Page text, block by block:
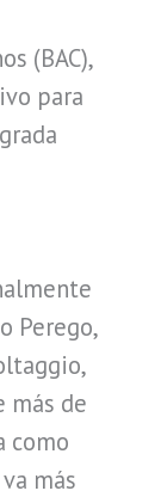
(BAC),
para
Perego,
más de
como
más